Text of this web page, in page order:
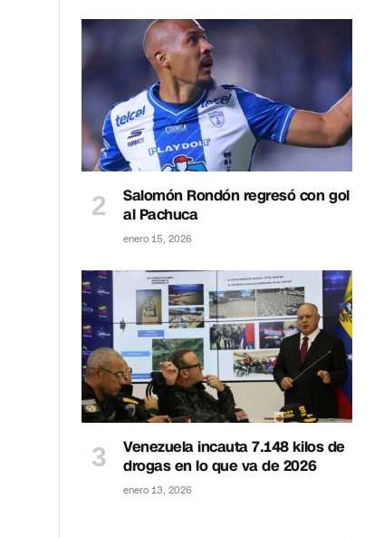
Salomón Rondón regresó con gol
al Pachuca
enero 15, 2026
Venezuela incauta 7.148 kilos de
drogas en lo que va de 2026
enero 13, 2026